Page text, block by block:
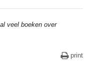
veel boeken over
print